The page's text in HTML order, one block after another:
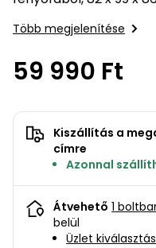
Rönkaprító,
Grillek
Lombfúvó-
szívó
Szállítókocsi
Kompresszorok
szállítóeszközök
Mérőműszerek
Munkaasztalok
Infraszaunák
Több megjelenítése
59 990 Ft
Kiszállítás a
címre
Azonnal
Átvehető 1
belül
Üzlet